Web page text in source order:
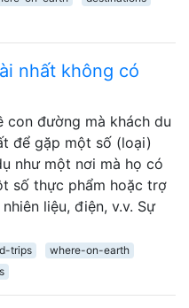
nhất không có
con đường mà khách du
để gặp một số (loại)
như một nơi mà họ có
số thực phẩm hoặc trợ
liệu, điện, v.v. Sự
trips
where-on-earth